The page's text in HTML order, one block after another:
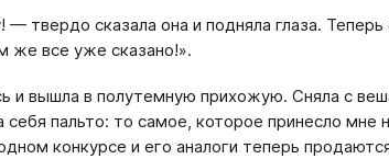
твердо сказала она и подняла глаза.
же все уже сказано!».
и вышла в полутемную прихожую. Сняла с
себя пальто: то самое, которое принесло мне
конкурсе и его аналоги теперь